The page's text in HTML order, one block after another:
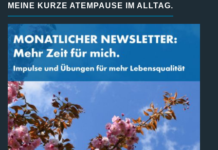
MEINE KURZE ATEMPAUSE IM ALLTAG.